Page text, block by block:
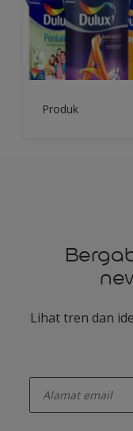
Produk
Lihat tren dan